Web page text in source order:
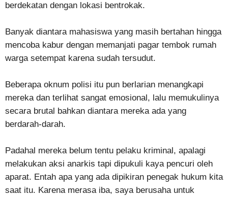
berdekatan dengan lokasi bentrokak.
Banyak diantara mahasiswa yang masih bertahan hingga
mencoba kabur dengan memanjati pagar tembok rumah
warga setempat karena sudah tersudut.
Beberapa oknum polisi itu pun berlarian menangkapi
mereka dan terlihat sangat emosional, lalu memukulinya
secara brutal bahkan diantara mereka ada yang
berdarah-darah.
Padahal mereka belum tentu pelaku kriminal, apalagi
melakukan aksi anarkis tapi dipukuli kaya pencuri oleh
aparat. Entah apa yang ada dipikiran penegak hukum kita
saat itu. Karena merasa iba, saya berusaha untuk